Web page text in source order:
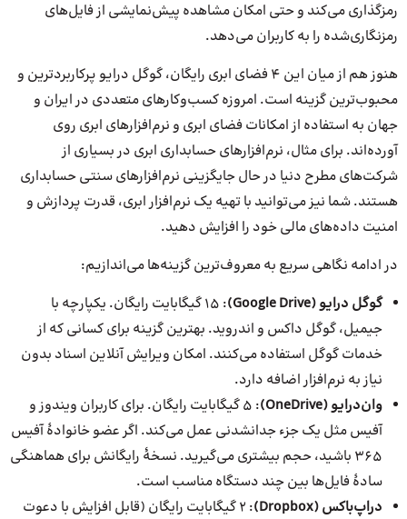
رمزگذاری می‌کند و حتی امکان مشاهده پیش‌نمایشی از فایل‌های
رمزنگاری‌شده را به کاربران می‌دهد.
هنوز هم از میان این 4 فضای ابری رایگان، گوگل درایو پر‌کاربردترین و
محبوب‌ترین گزینه است. امروزه کسب‌و‌کارهای متعددی در ایران و
جهان به استفاده از امکانات فضای ابری و نرم‌افزارهای ابری روی
آورده‌اند. برای مثال، نرم‌افزارهای حسابداری ابری در بسیاری از
شرکت‌های مطرح دنیا در حال جایگزینی نرم‌افزارهای سنتی حسابداری
هستند. شما نیز می‌توانید با تهیه یک نرم‌افزار ابری، قدرت پردازش و
امنیت داده‌های مالی خود را افزایش دهید.
در ادامه نگاهی سریع به معروف‌ترین گزینه‌ها می‌اندازیم:
گوگل درایو (Google Drive)
: ۱۵ گیگابایت رایگان. یکپارچه با
جیمیل، گوگل داکس و اندروید. بهترین گزینه برای کسانی که از
خدمات گوگل استفاده می‌کنند. امکان ویرایش آنلاین اسناد بدون
نیاز به نرم‌افزار اضافه دارد.
وان‌درایو (OneDrive)
: ۵ گیگابایت رایگان. برای کاربران ویندوز و
آفیس مثل یک جزء جدانشدنی عمل می‌کند. اگر عضو خانوادهٔ آفیس
۳۶۵ باشید، حجم بیشتری می‌گیرید. نسخهٔ رایگانش برای هماهنگی
سادهٔ فایل‌ها بین چند دستگاه مناسب است.
دراپ‌باکس (Dropbox)
: ۲ گیگابایت رایگان (قابل افزایش با دعوت